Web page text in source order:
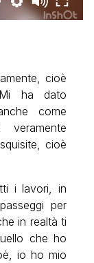
cioè
ha dato
come
cioè
i lavori, in
per
in realtà ti
che ho
io ho mio